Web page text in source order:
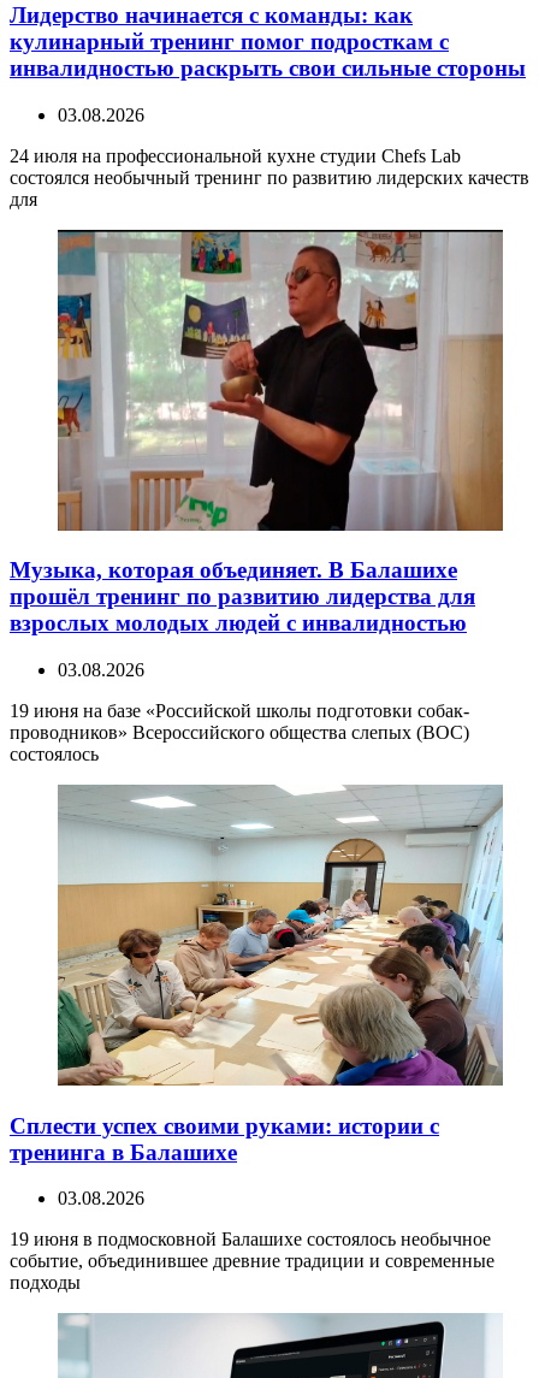
Лидерство начинается с команды: как
кулинарный тренинг помог подросткам с
инвалидностью раскрыть свои сильные стороны
03.08.2026
24 июля на профессиональной кухне студии Chefs Lab
состоялся необычный тренинг по развитию лидерских качеств
для
Музыка, которая объединяет. В Балашихе
прошёл тренинг по развитию лидерства для
взрослых молодых людей с инвалидностью
03.08.2026
19 июня на базе «Российской школы подготовки собак-
проводников» Всероссийского общества слепых (ВОС)
состоялось
Сплести успех своими руками: истории с
тренинга в Балашихе
03.08.2026
19 июня в подмосковной Балашихе состоялось необычное
событие, объединившее древние традиции и современные
подходы